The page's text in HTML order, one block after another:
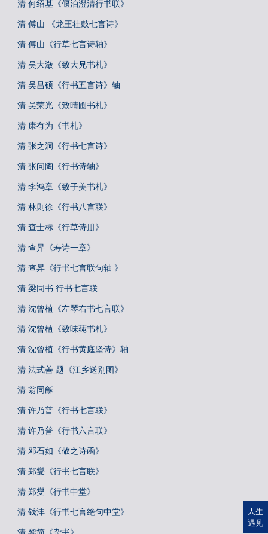
清 何绍基《偃泊澄清行书联》
清 傅山 《龙王社鼓七言诗》
清 傅山《行草七言诗轴》
清 吴大澂《致大兄书札》
清 吴昌硕《行书五言诗》轴
清 吴荣光《致晴圃书札》
清 康有为《书札》
清 张之洞《行书七言诗》
清 张问陶《行书诗轴》
清 李鸿章《致子美书札》
清 林则徐《行书八言联》
清 查士标《行草诗册》
清 查昇《寿诗一章》
清 查昇《行书七言联句轴 》
清 梁同书 行书七言联
清 沈曾植《左琴右书七言联》
清 沈曾植《致味莼书札》
清 沈曾植《行书黄庭坚诗》轴
清 法式善 题《江乡送别图》
清 翁同龢
清 许乃普《行书七言联》
清 许乃普《行书六言联》
清 邓石如《敬之诗函》
清 郑燮《行书七言联》
清 郑燮《行书中堂》
清 钱沣《行书七言绝句中堂》
人生
遇见